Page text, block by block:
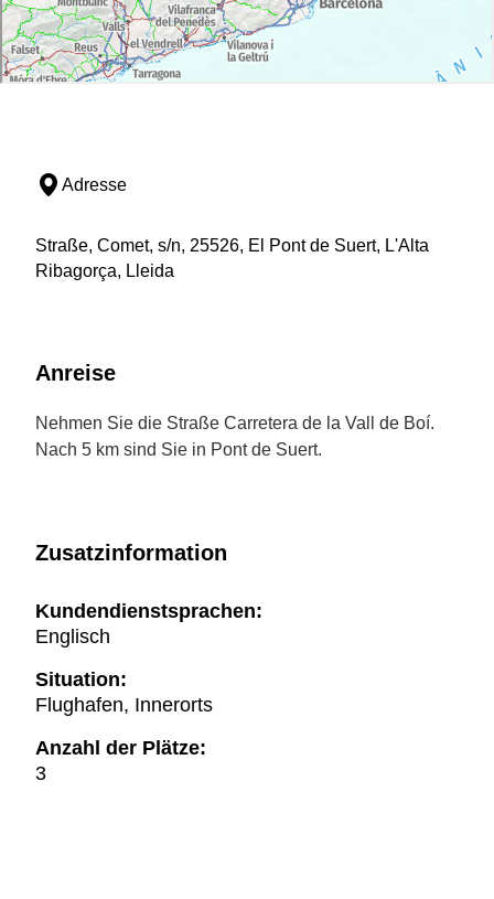
Adresse
Straße, Comet, s/n, 25526, El Pont de Suert, L'Alta
Ribagorça, Lleida
Anreise
Nehmen Sie die Straße Carretera de la Vall de Boí.
Nach 5 km sind Sie in Pont de Suert.
Zusatzinformation
Kundendienstsprachen:
Englisch
Situation:
Flughafen, Innerorts
Anzahl der Plätze:
3